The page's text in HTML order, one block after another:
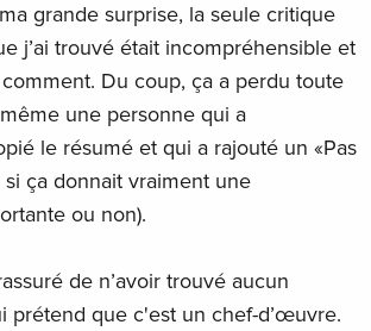
grande surprise, la seule critique
j’ai trouvé était incompréhensible et
Du coup, ça a perdu toute
une personne qui a
le résumé et qui a rajouté un «Pas
ça donnait vraiment une
ou non).
de n’avoir trouvé aucun
prétend que c'est un chef-d’œuvre.